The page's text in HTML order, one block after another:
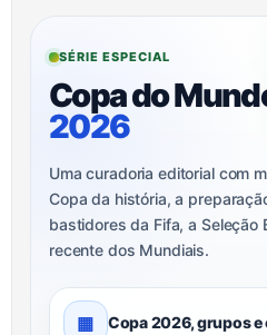
SÉRIE ESPECIAL
Copa do
2026
Uma curadoria editorial com
Copa da história, a
bastidores da Fifa, a Seleção
recente dos Mundiais.
▦ Copa 2026, grupos